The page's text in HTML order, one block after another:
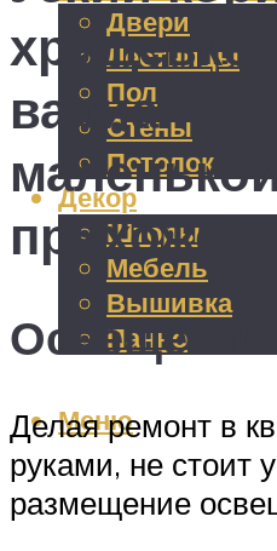
Двери
Лестницы
Пол
Стены
Потолок
Декор
Шторы
Мебель
Вышивка
Панно
Меню
хрущевке
варианты
прихожей
Освещение
Делая ремонт в
руками, не стоит
размещение